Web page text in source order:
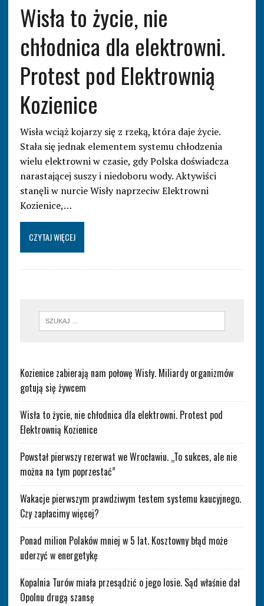
Wisła to życie, nie
chłodnica dla elektrowni.
Protest pod Elektrownią
Kozienice
Wisła wciąż kojarzy się z rzeką, która daje życie.
Stała się jednak elementem systemu chłodzenia
wielu elektrowni w czasie, gdy Polska doświadcza
narastającej suszy i niedoboru wody. Aktywiści
stanęli w nurcie Wisły naprzeciw Elektrowni
Kozienice,…
CZYTAJ WIĘCEJ
Kozienice zabierają nam połowę Wisły. Miliardy organizmów
gotują się żywcem
Wisła to życie, nie chłodnica dla elektrowni. Protest pod
Elektrownią Kozienice
Powstał pierwszy rezerwat we Wrocławiu. „To sukces, ale nie
można na tym poprzestać”
Wakacje pierwszym prawdziwym testem systemu kaucyjnego.
Czy zapłacimy więcej?
Ponad milion Polaków mniej w 5 lat. Kosztowny błąd może
uderzyć w energetykę
Kopalnia Turów miała przesądzić o jego losie. Sąd właśnie dał
Opolnu drugą szansę